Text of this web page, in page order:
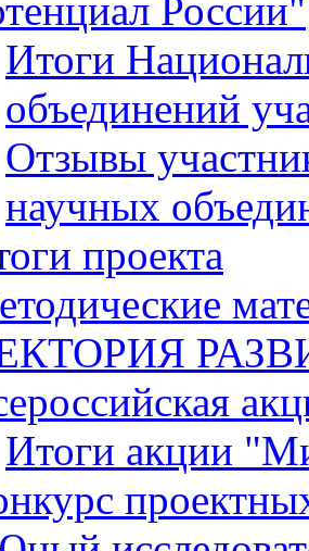
России"
Итоги
объединений
Отзывы
научных
проекта
Итоги акции